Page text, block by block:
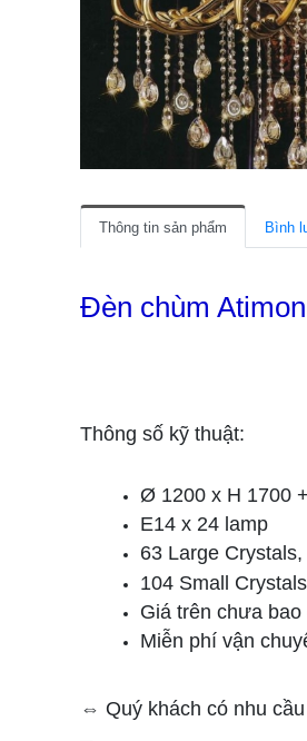
Thông tin sản phẩm Bình
Đèn chùm
Thông số kỹ thuật:
Ø 1200 x H 1700
E14 x 24 lamp
63 Large Crystals,
104 Small
Giá trên chưa
Miễn phí vận
⇔ Quý khách có nhu